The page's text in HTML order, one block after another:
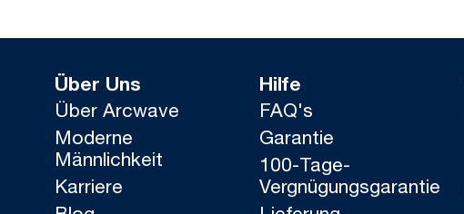
Über Uns
Über Arcwave
Moderne
Männlichkeit
Karriere
Hilfe
FAQ's
Garantie
100-Tage-
Vergnügungsgarantie